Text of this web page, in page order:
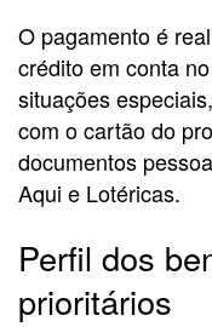
O pagamento é
crédito em conta
situações
com o cartão do
documentos
Aqui e Lotéricas.
Perfil dos
prioritários